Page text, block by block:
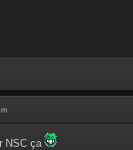
NSC ça